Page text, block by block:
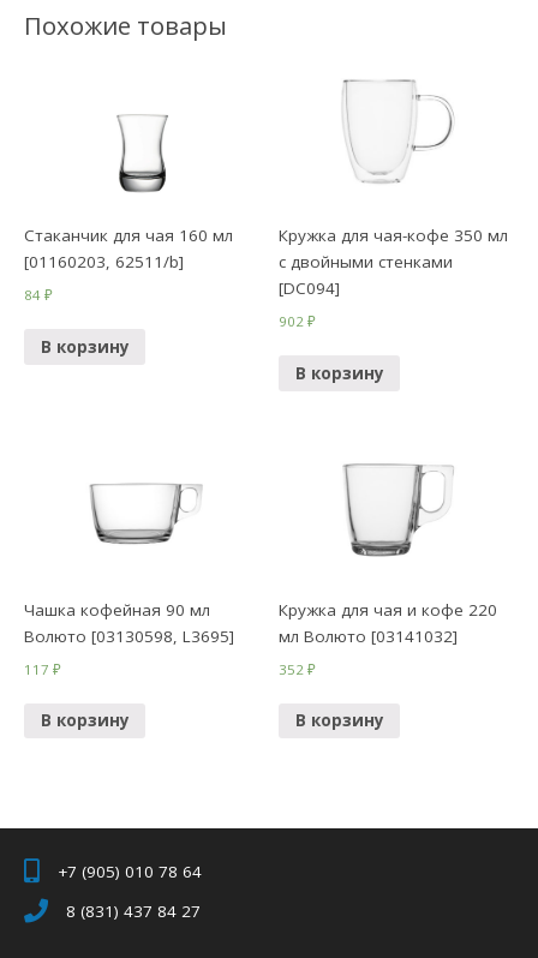
Похожие товары
Стаканчик для чая 160 мл
[01160203, 62511/b]
84₽
В корзину
Кружка для чая-кофе 350 мл
с двойными стенками
[DC094]
902₽
В корзину
Чашка кофейная 90 мл
Волюто [03130598, L3695]
117₽
В корзину
Кружка для чая и кофе 220
мл Волюто [03141032]
352₽
В корзину
+7 (905) 010 78 64
8 (831) 437 84 27